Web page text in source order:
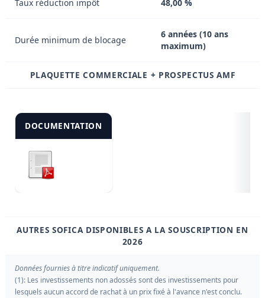
Taux réduction impôt 48,00 %
Durée minimum de blocage
6 années (10 ans
maximum)
PLAQUETTE COMMERCIALE + PROSPECTUS AMF
DOCUMENTATION
AUTRES SOFICA DISPONIBLES A LA SOUSCRIPTION EN
2026
Données fournies à titre indicatif uniquement.
(1): Les investissements non adossés sont des investissements pour
lesquels aucun accord de rachat à un prix fixé à l'avance n'est conclu.